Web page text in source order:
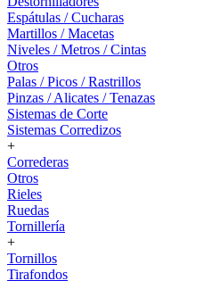
Espátulas / Cucharas
Martillos / Macetas
Niveles / Metros / Cintas
Otros
Palas / Picos / Rastrillos
Pinzas / Alicates / Tenazas
Sistemas de Corte
Sistemas Corredizos
+
Correderas
Otros
Rieles
Ruedas
Tornillería
+
Tornillos
Tirafondos